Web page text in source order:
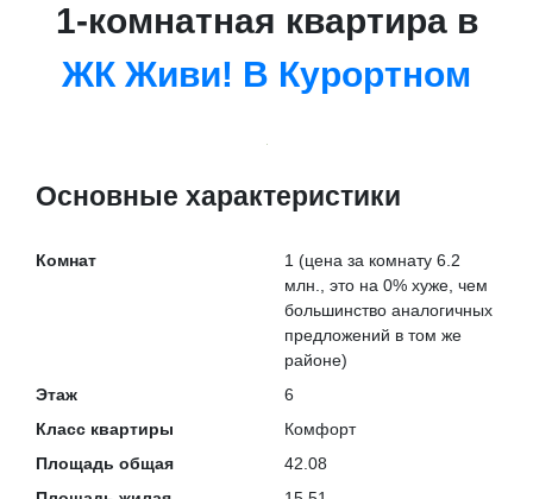
1-комнатная квартира в
ЖК Живи! В Курортном
Основные характеристики
Комнат 1 (цена за комнату 6.2
млн., это на 0% хуже , чем
большинство аналогичных
предложений в том же
районе)
Этаж
6
Класс квартиры
Комфорт
Площадь общая
42.08